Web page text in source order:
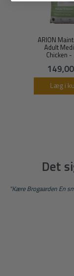
ARION
Adult
Chicken -
Læg i
Det
"Kære Brogaarden En